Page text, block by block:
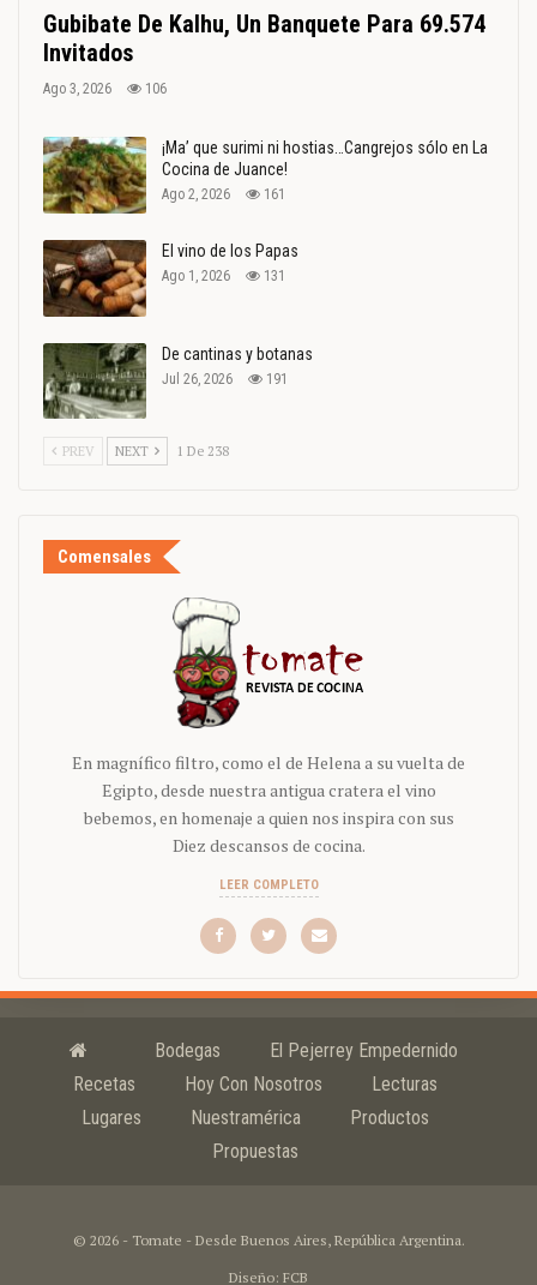
Gubibate De Kalhu, Un Banquete Para 69.574
Invitados
Ago 3, 2026 106
¡Ma’ que surimi ni hostias…Cangrejos sólo en La
Cocina de Juance!
Ago 2, 2026 161
El vino de los Papas
Ago 1, 2026 131
De cantinas y botanas
Jul 26, 2026 191
PREV NEXT 1 De 238
Comensales
En magnífico filtro, como el de Helena a su vuelta de
Egipto, desde nuestra antigua cratera el vino
bebemos, en homenaje a quien nos inspira con sus
Diez descansos de cocina.
LEER COMPLETO
Bodegas
El Pejerrey Empedernido
Recetas
Hoy Con Nosotros
Lecturas
Lugares
Nuestramérica
Productos
Propuestas
© 2026 - Tomate - Desde Buenos Aires, República Argentina.
Diseño: FCB